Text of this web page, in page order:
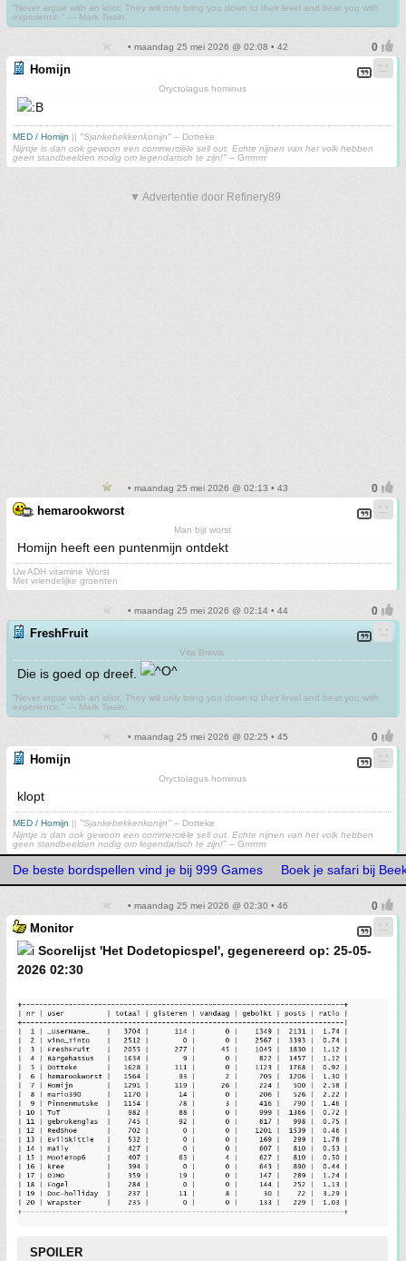
“Never argue with an idiot. They will only bring you down to their level and beat you with
experience.” ― Mark Twain.
• maandag 25 mei 2026 @ 02:08 • 42
Homijn
Oryctolagus hominus
MED / Homijn || "Sjankebekkenkonijn" – Dotteke
Nijntje is dan ook gewoon een commerciële sell out. Echte nijnen van het volk hebben
geen standbeelden nodig om legendarisch te zijn!" – Grrrrrrrr
▼ Advertentie door Refinery89
• maandag 25 mei 2026 @ 02:13 • 43
hemarookworst
Man bijt worst
Homijn heeft een puntenmijn ontdekt
Uw ADH vitamine Worst
Met vriendelijke groenten
• maandag 25 mei 2026 @ 02:14 • 44
FreshFruit
Vita Brevis.
Die is goed op dreef.
“Never argue with an idiot. They will only bring you down to their level and beat you with
experience.” ― Mark Twain.
• maandag 25 mei 2026 @ 02:25 • 45
Homijn
Oryctolagus hominus
klopt
MED / Homijn || "Sjankebekkenkonijn" – Dotteke
Nijntje is dan ook gewoon een commerciële sell out. Echte nijnen van het volk hebben
geen standbeelden nodig om legendarisch te zijn!" – Grrrrrrrr
De beste bordspellen vind je bij 999 Games Boek je safari bij
• maandag 25 mei 2026 @ 02:30 • 46
Monitor
Scorelijst 'Het Dodetopicspel', gegenereerd op: 25-05-
2026 02:30
SPOILER